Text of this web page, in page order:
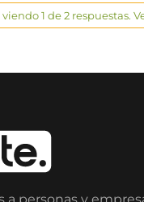
viendo 1 de 2 respuestas.